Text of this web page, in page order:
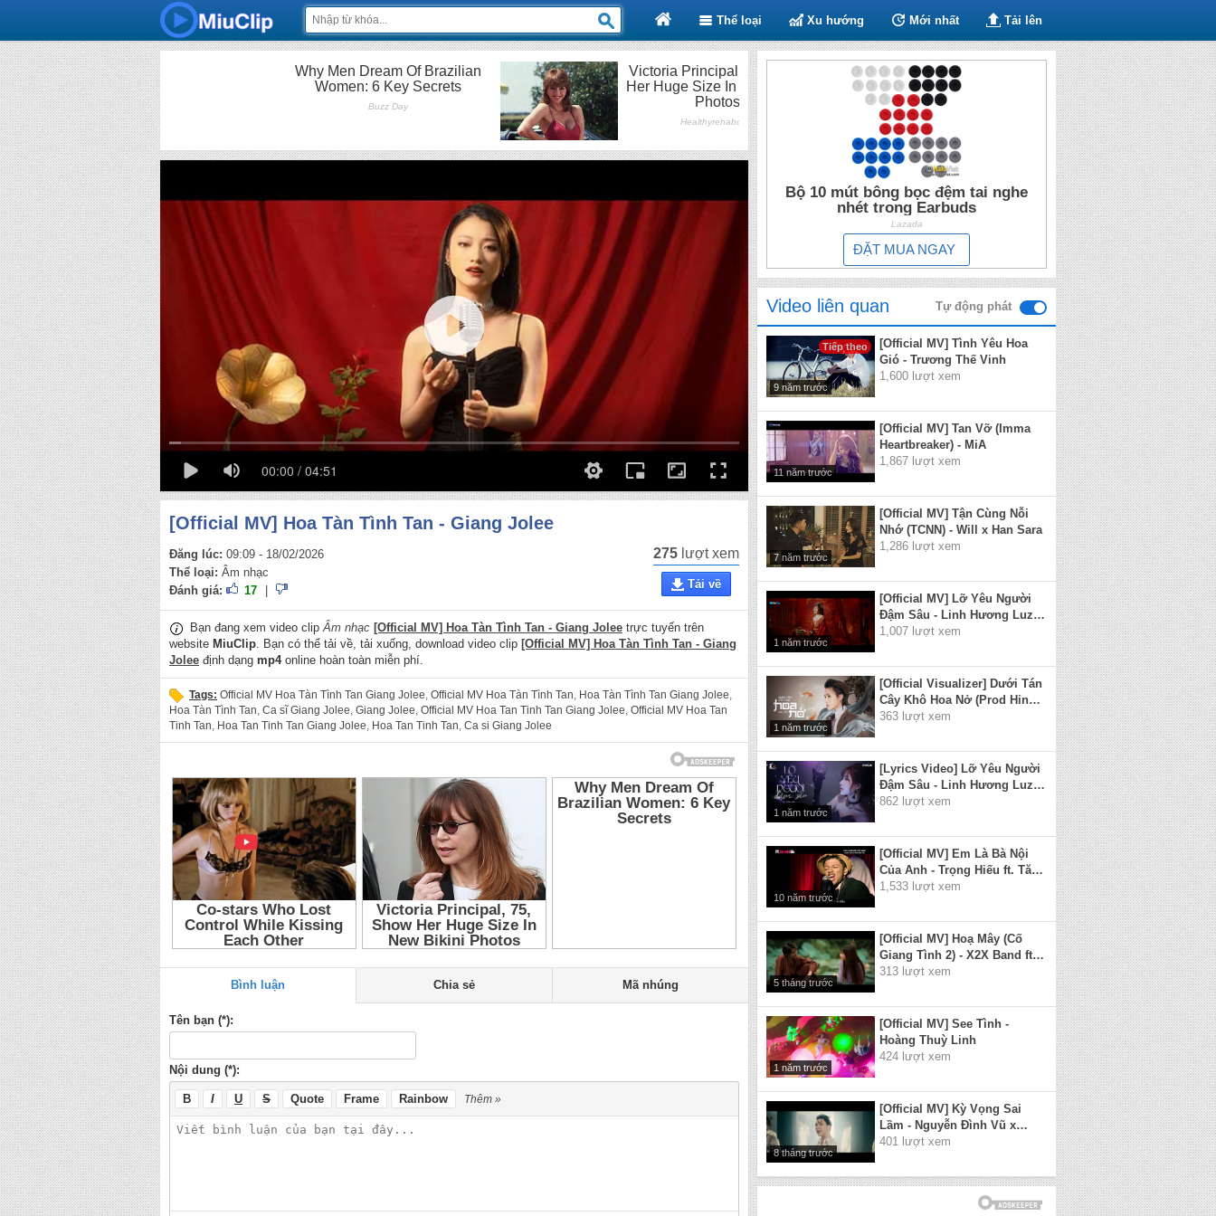
Thể loại Xu hướng Mới nhất Tải lên
00:00 / 04:51
[Official MV] Hoa Tàn Tình Tan - Giang Jolee
Đăng lúc: 09:09 - 18/02/2026
Thể loại: Âm nhạc
Đánh giá:
17
275 lượt xem
Tải về
Bạn đang xem video clipÂm nhạc [Official MV] Hoa Tàn Tình Tan - Giang Jolee trực tuyến trên
website MiuClip. Bạn có thể tải về, tải xuống, download video clip [Official MV] Hoa Tàn Tình Tan - Giang
Jolee định dạng mp4online hoàn toàn miễn phí.
Tags: Official MV ⁣Hoa Tàn Tình Tan Giang Jolee, Official MV ⁣Hoa Tàn Tình Tan, Hoa Tàn Tình Tan Giang Jolee,
⁣Hoa Tàn Tình Tan, Ca sĩ Giang Jolee, Giang Jolee, Official MV ⁣Hoa Tan Tinh Tan Giang Jolee, Official MV ⁣Hoa Tan
Tinh Tan, Hoa Tan Tinh Tan Giang Jolee, ⁣Hoa Tan Tinh Tan, Ca si Giang Jolee
Bình luận Chia sẻ Mã nhúng
Tên bạn (*):
Nội dung (*):
B I U S Quote Frame Rainbow Thêm »
Bộ 10 mút bông bọc đệm tai nghe
nhét trong Earbuds
Lazada
ĐẶT MUA NGAY
Video liên quan Tự động phát
Tiếp theo
9 năm trước
[Official MV] Tình Yêu Hoa
Gió - Trương Thế Vinh
1,600 lượt xem
11 năm trước
[Official MV] Tan Vỡ (Imma
Heartbreaker) - MiA
1,867 lượt xem
7 năm trước
[Official MV] Tận Cùng Nỗi
Nhớ (TCNN) - Will x Han Sara
1,286 lượt xem
1 năm trước
[Official MV] Lỡ Yêu Người
Đậm Sâu - Linh Hương Luz |
Cánh Hoa Tàn Tình Tan Và
1,007 lượt xem
1 năm trước
[Official Visualizer] Dưới Tán
Cây Khô Hoa Nở (Prod Hino) -
Jack (J97)
363 lượt xem
1 năm trước
[Lyrics Video] Lỡ Yêu Người
Đậm Sâu - Linh Hương Luz |
Cánh Hoa tàn tình tan và em
862 lượt xem
10 năm trước
[Official MV] Em Là Bà Nội
Của Anh - Trọng Hiếu ft. Tăng
Nhật Tuệ
1,533 lượt xem
5 tháng trước
[Official MV] Hoạ Mây (Cố
Giang Tình 2) - X2X Band ft.
Dinhlong
313 lượt xem
1 năm trước
[Official MV] See Tình -
Hoàng Thuỳ Linh
424 lượt xem
8 tháng trước
[Official MV] Kỳ Vọng Sai
Lầm - Nguyễn Đình Vũ x
Tăng Phúc x Yuno Bigboi
401 lượt xem